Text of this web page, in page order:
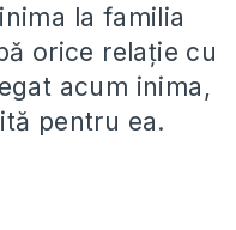
la familia
orice relație cu
acum inima,
pentru ea.